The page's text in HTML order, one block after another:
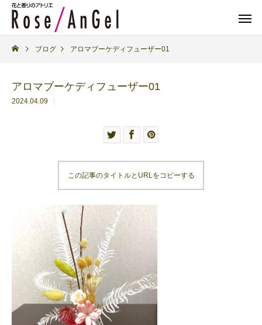
ブログ アロマブーケディフューザー01
アロマブーケディフューザー01
2024.04.09
この記事のタイトルとURLをコピーする